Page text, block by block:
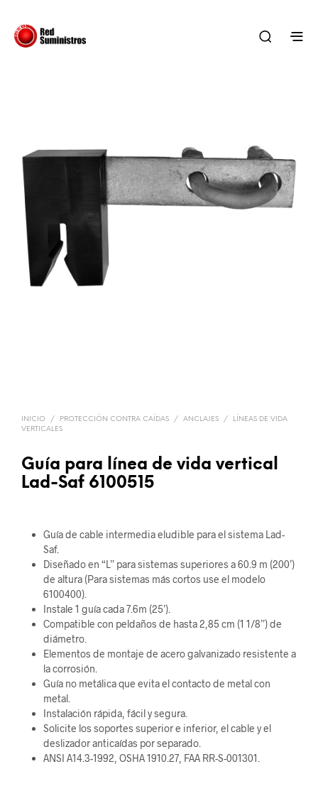
INICIO / PROTECCIÓN CONTRA CAÍDAS / ANCLAJES /
LÍNEAS DE VIDA
VERTICALES
Guía para línea de vida vertical
Lad-Saf 6100515
Guía de cable intermedia eludible para el sistema Lad-
Saf.
Diseñado en “L” para sistemas superiores a 60.9 m (200’)
de altura (Para sistemas más cortos use el modelo
6100400).
Instale 1 guía cada 7.6m (25’).
Compatible con peldaños de hasta 2,85 cm (1 1/8”) de
diámetro.
Elementos de montaje de acero galvanizado resistente a
la corrosión.
Guía no metálica que evita el contacto de metal con
metal.
Instalación rápida, fácil y segura.
Solicite los soportes superior e inferior, el cable y el
deslizador anticaídas por separado.
ANSI A14.3-1992, OSHA 1910.27, FAA RR-S-001301.